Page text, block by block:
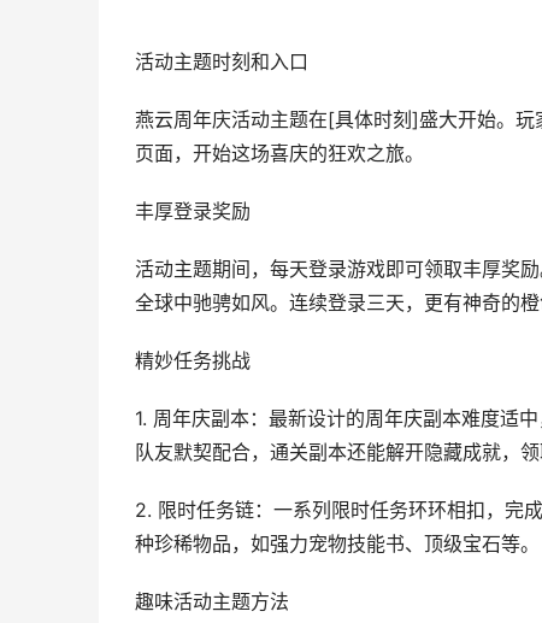
活动主题时刻和入口
燕云周年庆活动主题在[具体时刻]盛大开始。
页面，开始这场喜庆的狂欢之旅。
丰厚登录奖励
活动主题期间，每天登录游戏即可领取丰厚奖
全球中驰骋如风。连续登录三天，更有神奇的
精妙任务挑战
1. 周年庆副本：最新设计的周年庆副本难度适
队友默契配合，通关副本还能解开隐藏成就，
2. 限时任务链：一系列限时任务环环相扣，完
种珍稀物品，如强力宠物技能书、顶级宝石等。
趣味活动主题方法